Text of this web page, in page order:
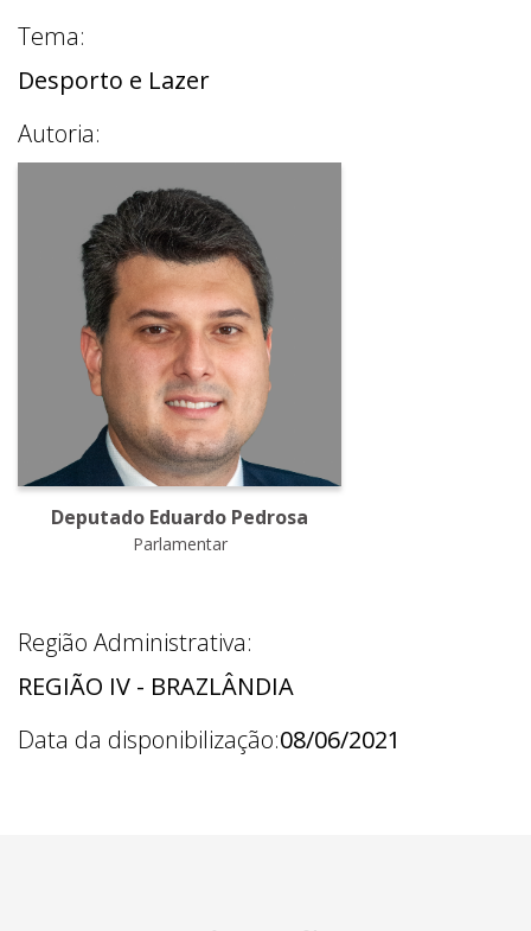
Tema:
Desporto e Lazer
Autoria:
Deputado Eduardo Pedrosa
Parlamentar
Região Administrativa:
REGIÃO IV - BRAZLÂNDIA
Data da disponibilização:08/06/2021